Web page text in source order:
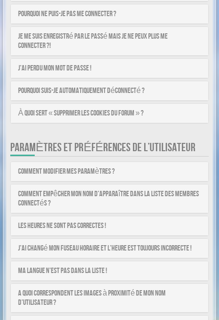
Pourquoi ne puis-je pas me connecter ?
Je me suis enregistré par le passé mais je ne peux plus me
connecter ?!
J’ai perdu mon mot de passe !
Pourquoi suis-je automatiquement déconnecté ?
À quoi sert « Supprimer les cookies du forum » ?
PARAMÈTRES ET PRÉFÉRENCES DE L’UTILISATEUR
Comment modifier mes paramètres ?
Comment empêcher mon nom d’apparaître dans la liste des membres
connectés ?
Les heures ne sont pas correctes !
J’ai changé mon fuseau horaire et l’heure est toujours incorrecte !
Ma langue n’est pas dans la liste !
A quoi correspondent les images à proximité de mon nom
d’utilisateur ?